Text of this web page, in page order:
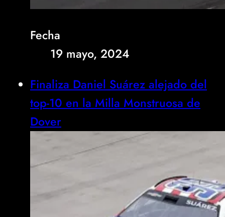
Fecha
19 mayo, 2024
Finaliza Daniel Suárez alejado del
top-10 en la Milla Monstruosa de
Dover